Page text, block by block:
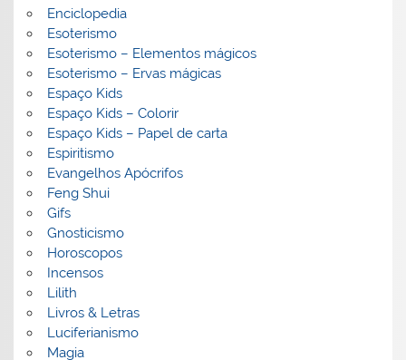
Enciclopedia
Esoterismo
Esoterismo – Elementos mágicos
Esoterismo – Ervas mágicas
Espaço Kids
Espaço Kids – Colorir
Espaço Kids – Papel de carta
Espiritismo
Evangelhos Apócrifos
Feng Shui
Gifs
Gnosticismo
Horoscopos
Incensos
Lilith
Livros & Letras
Luciferianismo
Magia